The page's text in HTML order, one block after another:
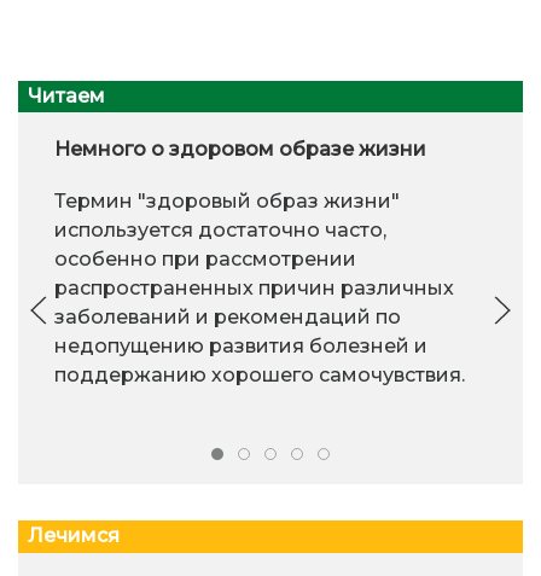
Читаем
Немного о здоровом образе жизни
Термин "здоровый образ жизни"
используется достаточно часто,
особенно при рассмотрении
распространенных причин различных
заболеваний и рекомендаций по
недопущению развития болезней и
поддержанию хорошего самочувствия.
Лечимся